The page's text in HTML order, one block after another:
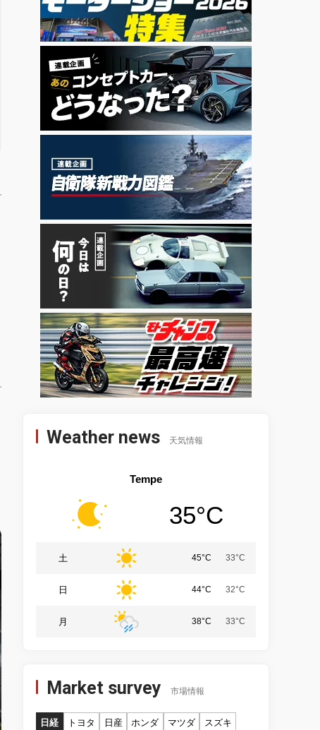
Weather news 天気情報
Tempe
35°C
土 45°C 33°C
日 44°C 32°C
月 38°C 33°C
Market survey 市場情報
日経 トヨタ 日産 ホンダ マツダ
スズキ